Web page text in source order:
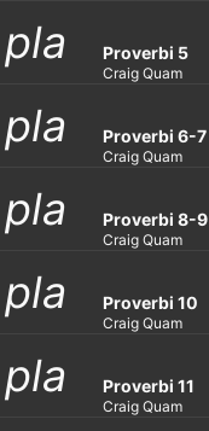
row
y_ar
row
pla
y_ar
row
Proverbi 5
Craig Quam
pla
y_ar
row
Proverbi 6-7
Craig Quam
pla
y_ar
row
Proverbi 8-9
Craig Quam
pla
y_ar
Proverbi 10
Craig Quam
pla
Proverbi 11
Craig Quam